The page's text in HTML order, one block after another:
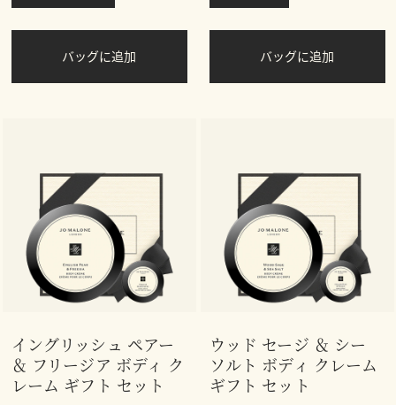
バッグに追加 バッグに追加
イングリッシュ ペアー
＆ フリージア ボディ ク
レーム ギフト セット
ウッド セージ ＆ シー
ソルト ボディ クレーム
ギフト セット